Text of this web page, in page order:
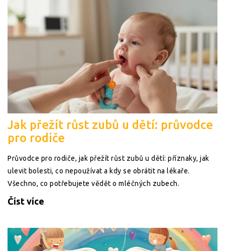
Jak přežít růst zubů u dětí: průvodce
pro rodiče
Průvodce pro rodiče, jak přežít růst zubů u dětí: příznaky, jak
ulevit bolesti, co nepoužívat a kdy se obrátit na lékaře.
Všechno, co potřebujete vědět o mléčných zubech.
Číst více